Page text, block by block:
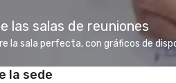
las salas de reuniones
la sala perfecta, con gráficos de
la sede